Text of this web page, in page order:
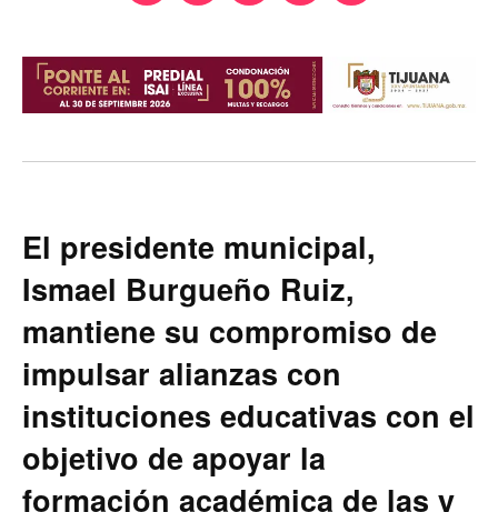
El presidente municipal,
Ismael Burgueño Ruiz,
mantiene su compromiso de
impulsar alianzas con
instituciones educativas con el
objetivo de apoyar la
formación académica de las y